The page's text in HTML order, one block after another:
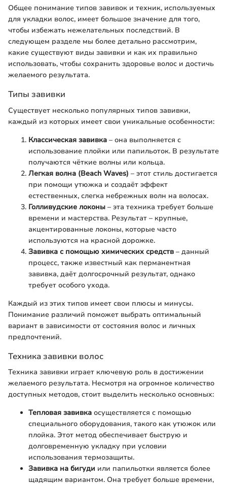
Общее понимание типов завивок и техник, используемых
для укладки волос, имеет большое значение для того,
чтобы избежать нежелательных последствий. В
следующем разделе мы более детально рассмотрим,
какие существуют виды завивки и как их правильно
использовать, чтобы сохранить здоровье волос и достичь
желаемого результата.
Типы завивки
Существует несколько популярных типов завивки,
каждый из которых имеет свои уникальные особенности:
Классическая завивка – она выполняется с
использование плойки или папильоток. В результате
получаются чёткие волны или кольца.
Легкая волна (Beach Waves) – этот стиль достигается
при помощи утюжка и создаёт эффект
естественных, слегка небрежных волн на волосах.
Голливудские локоны – эта техника требует больше
времени и мастерства. Результат – крупные,
акцентированные локоны, которые часто
используются на красной дорожке.
Завивка с помощью химических средств – данный
процесс, также известный как перманентная
завивка, даёт долгосрочный результат, однако
требует особого ухода.
Каждый из этих типов имеет свои плюсы и минусы.
Понимание различий поможет выбрать оптимальный
вариант в зависимости от состояния волос и личных
предпочтений.
Техника завивки волос
Техника завивки играет ключевую роль в достижении
желаемого результата. Несмотря на огромное количество
доступных методов, стоит выделить несколько основных:
Тепловая завивка осуществляется с помощью
специального оборудования, такого как утюжок или
плойка. Этот метод обеспечивает быструю и
долговременную укладку при условии
использования термозащиты.
Завивка на бигуди или папильотки является более
щадящим вариантом. Она требует больше времени,